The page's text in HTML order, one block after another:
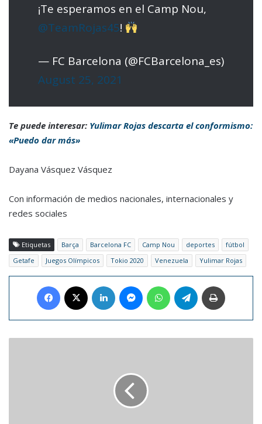
¡Te esperamos en el Camp Nou,
@TeamRojas45!
— FC Barcelona (@FCBarcelona_es)
August 25, 2021
Te puede interesar: Yulimar Rojas descarta el conformismo:
«Puedo dar más»
Dayana Vásquez Vásquez
Con información de medios nacionales, internacionales y
redes sociales
Etiquetas Barça Barcelona FC Camp Nou deportes
fútbol
Getafe
Juegos Olímpicos Tokio 2020 Venezuela Yulimar Rojas
Facebook LinkedIn MessengerWhatsAppTelegram